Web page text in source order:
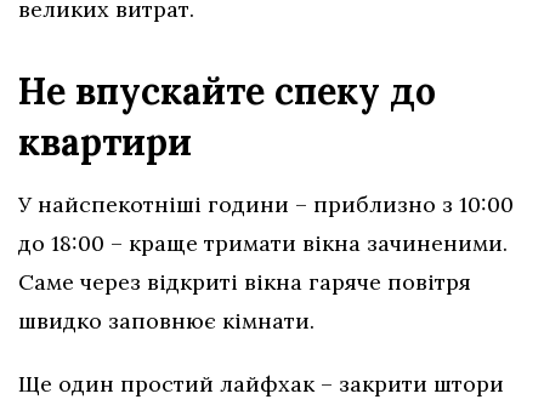
великих витрат.
Не впускайте спеку до
квартири
У найспекотніші години – приблизно з 10:00
до 18:00 – краще тримати вікна зачиненими.
Саме через відкриті вікна гаряче повітря
швидко заповнює кімнати.
Ще один простий лайфхак – закрити штори